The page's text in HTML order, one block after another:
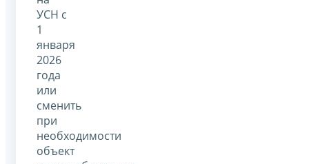
УСН с
1
января
2026
года
или
сменить
при
необходимости
объект